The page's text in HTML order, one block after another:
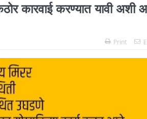
कारवाई करण्यात यावी अशी
Print